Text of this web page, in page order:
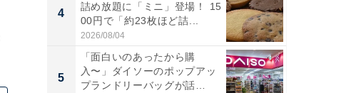
4
詰め放題に「ミニ」登場！ 15
00円で「約23枚ほど詰...
2026/08/04
5
「面白いのあったから購
入〜」ダイソーのポップアッ
プランドリーバッグが話